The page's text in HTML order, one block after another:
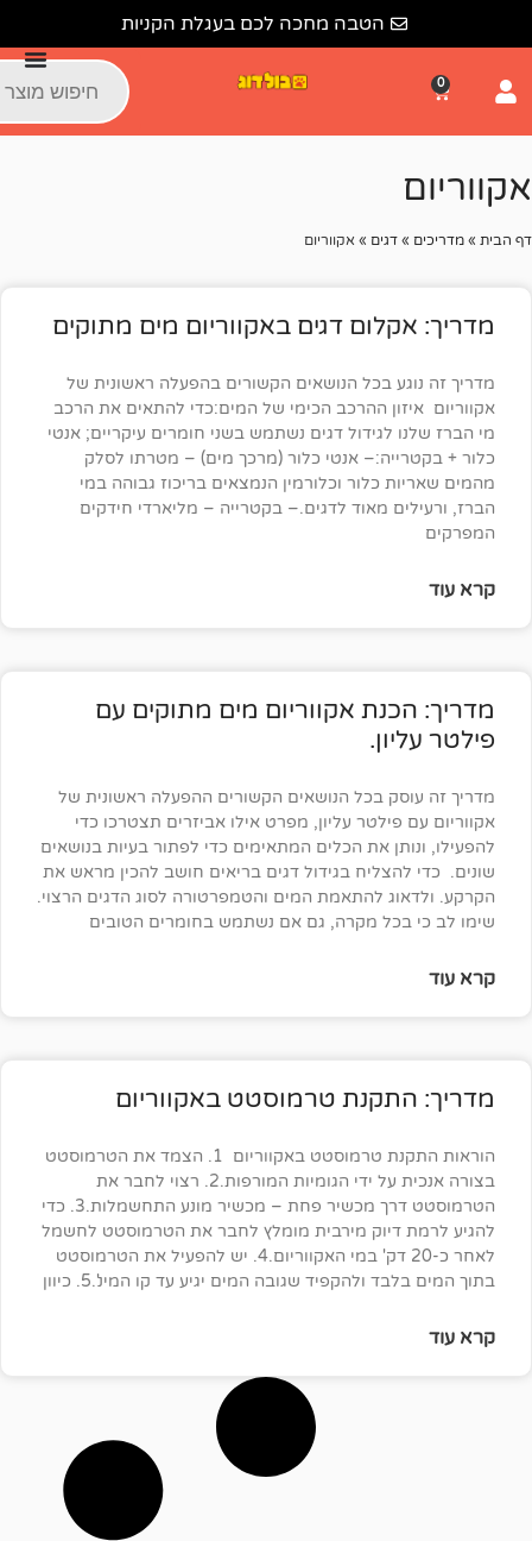
הטבה מחכה לכם בעגלת הקניות
דגים»אקווריום
דגים באקווריום מים מתוקים
בכל הנושאים הקשורים בהפעלה ראשונית של
ההרכב הכימי של המים:כדי להתאים את הרכב
לגידול דגים נשתמש בשני חומרים עיקריים; אנטי
אנטי כלור (מרכך מים) – מטרתו לסלק
כלור וכלורמין הנמצאים בריכוז גבוהה במי
מאוד לדגים.– בקטרייה – מליארדי חידקים
אקווריום מים מתוקים עם
בכל הנושאים הקשורים ההפעלה ראשונית של
עליון, מפרט אילו אביזרים תצטרכו כדי
את הכלים המתאימים כדי לפתור בעיות בנושאים
בגידול דגים בריאים חושב להכין מראש את
להתאמת המים והטמפרטורה לסוג הדגים הרצוי.
מקרה, גם אם נשתמש בחומרים הטובים
טרמוסטט באקווריום
הוראות התקנת טרמוסטט באקווריום 1. הצמד את הטרמוסטט
בצורה אנכית על ידי הגומיות המורפות.2. רצוי לחבר את
הטרמוסטט דרך מכשיר פחת – מכשיר מונע התחשמלות.3. כדי
מירבית מומלץ לחבר את הטרמוסטט לחשמל
לאחר כ-20 דק' במי האקווריום.4. יש להפעיל את הטרמוסטט
ולהקפיד שגובה המים יגיע עד קו המינ'.5. כיוון